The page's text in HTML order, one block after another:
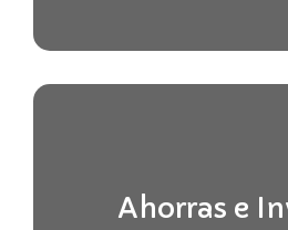
Ahorras e